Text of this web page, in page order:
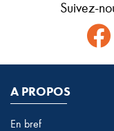
Suivez-
A PROPOS
En bref